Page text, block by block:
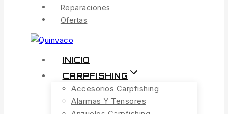
Reparaciones
Ofertas
INICIO
CARPFISHING
Accesorios Carpfishing
Alarmas Y Tensores